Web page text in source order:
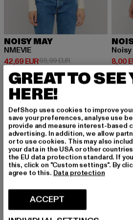
NOISY MAY
NMEVIE
42,69 EUR
Prix courant: 42,69 EUR
69,99 EURPrix en promotion:
8,00
Prix
-10%
GREAT TO SEE
HERE!
DefShop uses cookies to improve
save your preferences, analyse use
provide and measure interest-based
advertising. In addition, we allow
or to use cookies. This may also
your data in the USA or other
the EU data protection standard. If
this, click on "Custom settings". By
agree to this. Data protection
ACCEPT